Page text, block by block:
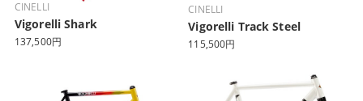
CINELLI
Vigorelli Shark
137,500円
CINELLI
Vigorelli Track Steel
115,500円